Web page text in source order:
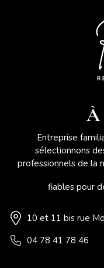
À
Entreprise
sélectionnons
professionnels de la
fiables pour
10 et 11 bis rue
04 78 41 78 46